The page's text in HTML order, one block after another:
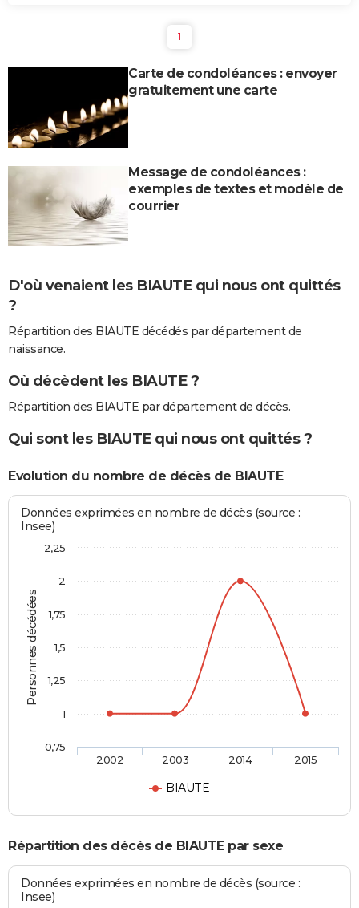
1
Carte de condoléances : envoyer
gratuitement une carte
Message de condoléances :
exemples de textes et modèle de
courrier
D'où venaient les BIAUTE qui nous ont quittés
?
Répartition des BIAUTE décédés par département de
naissance.
Où décèdent les BIAUTE ?
Répartition des BIAUTE par département de décès.
Qui sont les BIAUTE qui nous ont quittés ?
Evolution du nombre de décès de BIAUTE
Personnes décédées
Données exprimées en nombre de décès (source :
Insee)
BIAUTE
2002 2003 2014 2015
0,75
1
1,25
1,5
1,75
2
2,25
Répartition des décès de BIAUTE par sexe
Données exprimées en nombre de décès (source :
Insee)